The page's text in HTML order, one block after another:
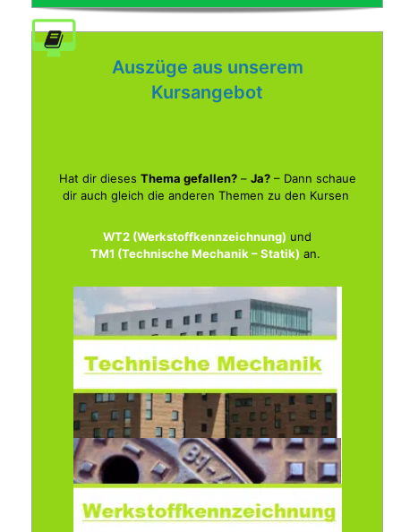
Auszüge aus unserem
Kursangebot
Hat dir dieses Thema gefallen?– Ja?– Dann schaue
dir auch gleich die anderen Themen zu den Kursen
WT2 (Werkstoffkennzeichnung) und
TM1 (Technische Mechanik – Statik) an.